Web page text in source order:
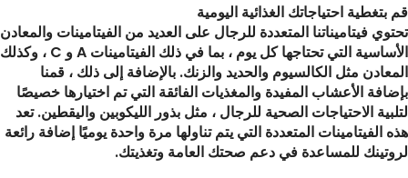
قم بتغطية احتياجاتك الغذائية اليومية
تحتوي فيتاميناتنا المتعددة للرجال على العديد من الفيتامينات والمعادن
الأساسية التي تحتاجها كل يوم ، بما في ذلك الفيتامينات A و C ، وكذلك
المعادن مثل الكالسيوم والحديد والزنك. بالإضافة إلى ذلك ، قمنا
بإضافة الأعشاب المفيدة والمغذيات الفائقة التي تم اختيارها خصيصًا
لتلبية الاحتياجات الصحية للرجال ، مثل بذور الليكوبين واليقطين. تعد
هذه الفيتامينات المتعددة التي يتم تناولها مرة واحدة يوميًا إضافة رائعة
لروتينك للمساعدة في دعم صحتك العامة وتغذيتك.